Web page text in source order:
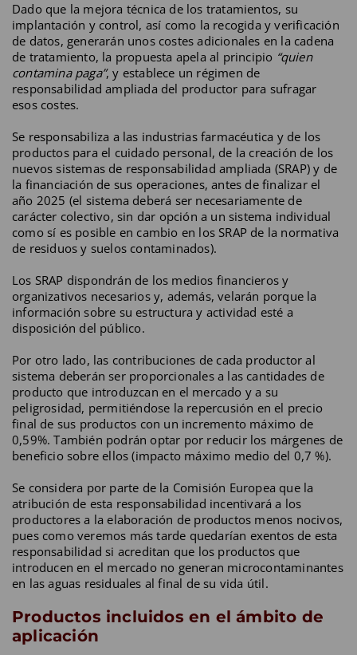
Dado que la mejora técnica de los tratamientos, su
implantación y control, así como la recogida y verificación
de datos, generarán unos costes adicionales en la cadena
de tratamiento, la propuesta apela al principio “quien
contamina paga”, y establece un régimen de
responsabilidad ampliada del productor para sufragar
esos costes.
Se responsabiliza a las industrias farmacéutica y de los
productos para el cuidado personal, de la creación de los
nuevos sistemas de responsabilidad ampliada (SRAP) y de
la financiación de sus operaciones, antes de finalizar el
año 2025 (el sistema deberá ser necesariamente de
carácter colectivo, sin dar opción a un sistema individual
como sí es posible en cambio en los SRAP de la normativa
de residuos y suelos contaminados).
Los SRAP dispondrán de los medios financieros y
organizativos necesarios y, además, velarán porque la
información sobre su estructura y actividad esté a
disposición del público.
Por otro lado, las contribuciones de cada productor al
sistema deberán ser proporcionales a las cantidades de
producto que introduzcan en el mercado y a su
peligrosidad, permitiéndose la repercusión en el precio
final de sus productos con un incremento máximo de
0,59%. También podrán optar por reducir los márgenes de
beneficio sobre ellos (impacto máximo medio del 0,7 %).
Se considera por parte de la Comisión Europea que la
atribución de esta responsabilidad incentivará a los
productores a la elaboración de productos menos nocivos,
pues como veremos más tarde quedarían exentos de esta
responsabilidad si acreditan que los productos que
introducen en el mercado no generan microcontaminantes
en las aguas residuales al final de su vida útil.
Productos incluidos en el ámbito de
aplicación